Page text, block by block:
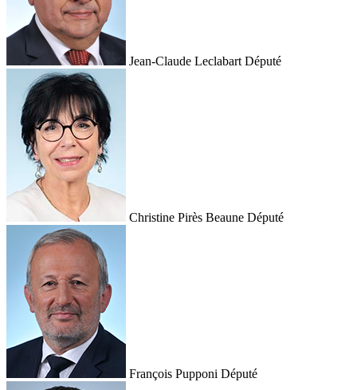
Jean-Claude Leclabart Député
Christine Pirès Beaune Député
François Pupponi Député